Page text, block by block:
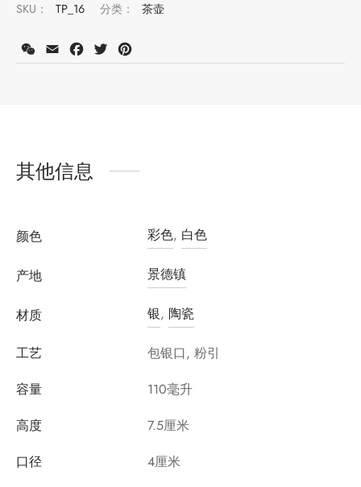
注册会员并购买此产品可获得积分：
SKU： TP_16 分类： 茶壶
WeChat
Email Facebook
Twitter
其他信息
颜色 彩色, 白色
产地 景德镇
材质 银, 陶瓷
工艺
包银口, 粉引
容量
110毫升
高度
7.5厘米
口径
4厘米